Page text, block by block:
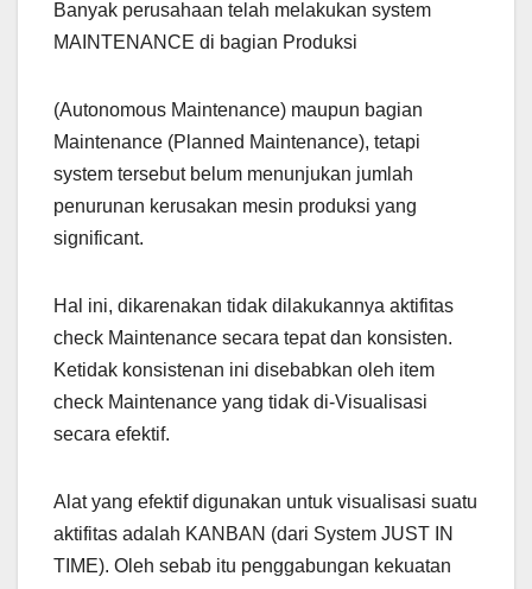
Banyak perusahaan telah melakukan system
MAINTENANCE di bagian Produksi
(Autonomous Maintenance) maupun bagian
Maintenance (Planned Maintenance), tetapi
system tersebut belum menunjukan jumlah
penurunan kerusakan mesin produksi yang
significant.
Hal ini, dikarenakan tidak dilakukannya aktifitas
check Maintenance secara tepat dan konsisten.
Ketidak konsistenan ini disebabkan oleh item
check Maintenance yang tidak di-Visualisasi
secara efektif.
Alat yang efektif digunakan untuk visualisasi suatu
aktifitas adalah KANBAN (dari System JUST IN
TIME). Oleh sebab itu penggabungan kekuatan